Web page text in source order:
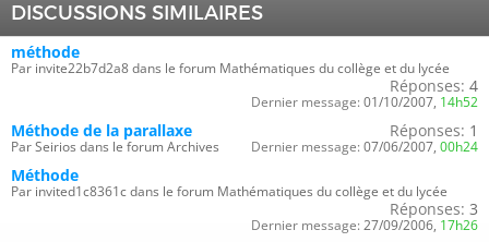
DISCUSSIONS SIMILAIRES
méthode
Par invite22b7d2a8 dans le forum Mathématiques du collège et du lycée
Réponses: 4
Dernier message: 01/10/2007, 14h52
Méthode de la parallaxe
Par Seirios dans le forum Archives
Réponses: 1
Dernier message: 07/06/2007, 00h24
Méthode
Par invited1c8361c dans le forum Mathématiques du collège et du lycée
Réponses: 3
Dernier message: 27/09/2006, 17h26